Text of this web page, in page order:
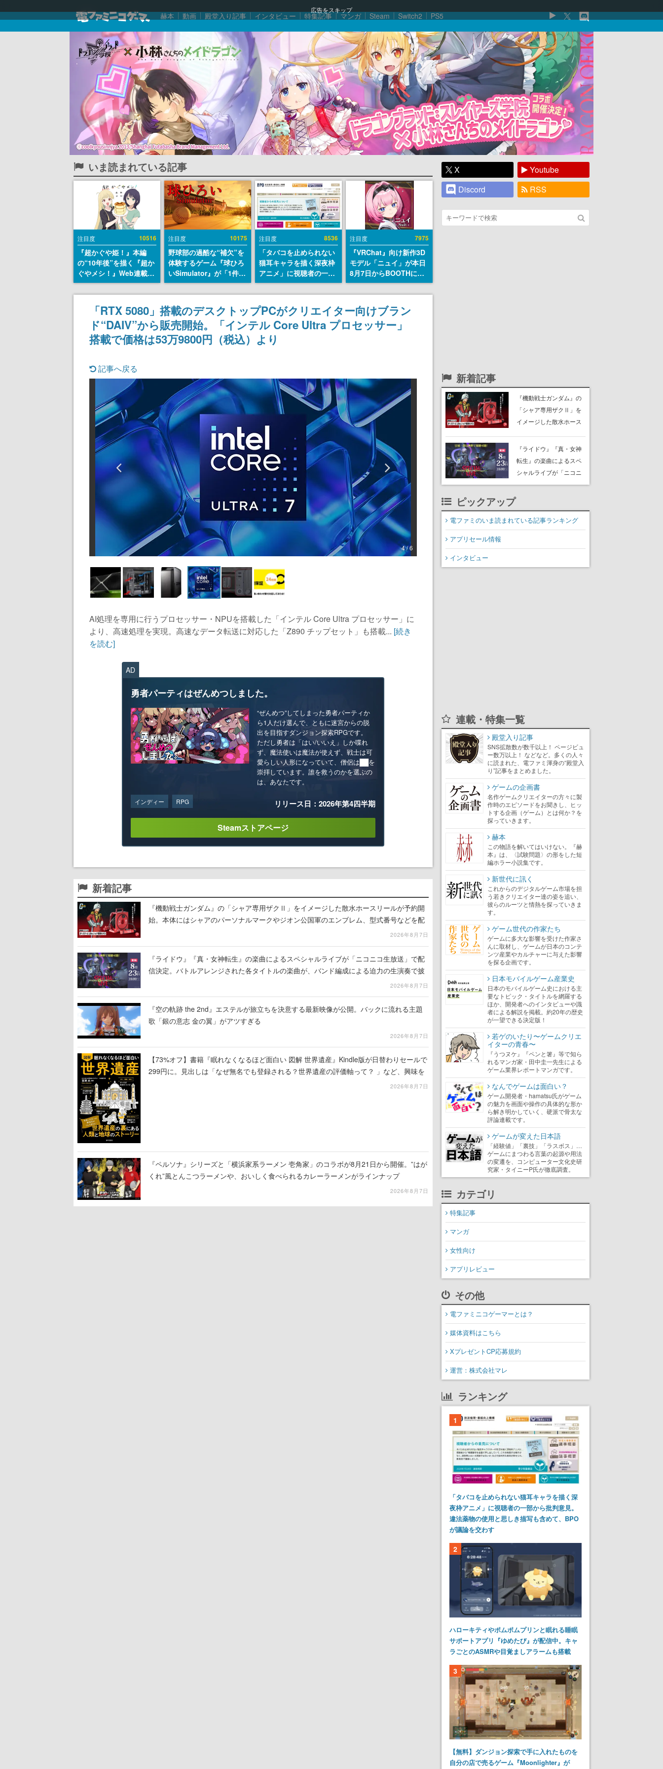
広告をスキップ
赫本 動画 殿堂入り記事 インタビュー 特集記事 マンガ Steam Switch2 PS5
いま読まれている記事
注目度 10516
『超かぐや姫！』本編
の“10年後”を描く『超か
ぐやメシ！』Web連載決
定。新たなWebマンガレ
ーベル「ビビビコミッ
ク」にて特別話が掲載ス
タート、あのお話には…
まだ続きがある！
注目度 10175
野球部の過酷な“補欠”を
体験するゲーム『球ひろ
いSimulator』が「1件」
のウィッシュリストをも
とにチェコ語に対応し
SNSで話題に。『キング
ダム・カム』開発元やチ
ェコのプロ野球選手から
称賛の声
注目度 8536
「タバコを止められない
猫耳キャラを描く深夜枠
アニメ」に視聴者の一部
から批判意見。違法薬物
の使用と思しき描写も含
めて、BPOが議論を交わ
す
注目度 7975
『VRChat』向け新作3D
モデル「ニュイ」が本日
8月7日からBOOTHにて
発売。瞳に光る星や感情
豊かな表情が、小悪魔か
わいい
「RTX 5080」搭載のデスクトップPCがクリエイター向けブラン
ド“DAIV”から販売開始。「インテル Core Ultra プロセッサー」
搭載で価格は53万9800円（税込）より
記事へ戻る
4 / 6
AI処理を専用に行うプロセッサー・NPUを搭載した「インテル Core Ultra プロセッサー」に
より、高速処理を実現。高速なデータ転送に対応した「Z890 チップセット」も搭載... [続き
を読む]
AD
勇者パーティはぜんめつしました。
“ぜんめつ”してしまった勇者パーティか
ら1人だけ選んで、ともに迷宮からの脱
出を目指すダンジョン探索RPGです。
ただし勇者は「はい/いいえ」しか喋れ
ず、魔法使いは魔法が使えず、戦士は可
愛らしい人形になっていて、僧侶は██を
崇拝しています。誰を救うのかを選ぶの
は、あなたです。
インディー RPG リリース日：2026年第4四半期
Steamストアページ
新着記事
『機動戦士ガンダム』の「シャア専用ザクⅡ」をイメージした散水ホースリールが予約開
始。本体にはシャアのパーソナルマークやジオン公国軍のエンブレム、型式番号などを配
2026年8月7日
『ライドウ』『真・女神転生』の楽曲によるスペシャルライブが「ニコニコ生放送」で配
信決定。バトルアレンジされた各タイトルの楽曲が、バンド編成による迫力の生演奏で披
2026年8月7日
『空の軌跡 the 2nd』エステルが旅立ちを決意する最新映像が公開。バックに流れる主題
歌「銀の意志 金の翼」がアツすぎる
2026年8月7日
【73%オフ】書籍『眠れなくなるほど面白い 図解 世界遺産』Kindle版が日替わりセールで
299円に。見出しは「なぜ無名でも登録される？世界遺産の評価軸って？ 」など、興味を
2026年8月7日
『ペルソナ』シリーズと「横浜家系ラーメン 壱角家」のコラボが8月21日から開催。”はが
くれ”風とんこつラーメンや、おいしく食べられるカレーラーメンがラインナップ
2026年8月7日
X
Youtube
Discord
RSS
新着記事
『機動戦士ガンダム』の
「シャア専用ザクⅡ」を
イメージした散水ホース
にはシャアのパーソナル
マークやジオン公国軍の
エンブレム、型式番号な
『ライドウ』『真・女神
転生』の楽曲によるスペ
シャルライブが「ニコニ
コ生放送」で配信決定。
ド編成による迫力の生演
奏で披露、冒頭部分は“無
ピックアップ
電ファミのいま読まれている記事ランキング
アプリセール情報
インタビュー
連載・特集一覧
殿堂入り記事
SNS拡散数が数千以上！ ページビュ
ー数万以上！ などなど。多くの人々
に読まれた、電ファミ渾身の“殿堂入
り”記事をまとめました。
ゲームの企画書
名作ゲームクリエイターの方々に製
作時のエピソードをお聞きし、ヒッ
トする企画（ゲーム）とは何か？を
探っていきます。
赫本
この物語を解いてはいけない。『赫
本』は、〈試験問題〉の形をした短
編ホラー小説集です。
新世代に訊く
これからのデジタルゲーム市場を担
う若きクリエイター達の姿を追い、
彼らのルーツと情熱を探っていきま
す。
ゲーム世代の作家たち
ゲームに多大な影響を受けた作家さ
んに取材し、ゲームが日本のコンテ
ンツ産業やカルチャーに与えた影響
を探る企画です。
日本モバイルゲーム産業史
日本のモバイルゲーム史における主
要なトピック・タイトルを網羅する
ほか、開発者へのインタビューや識
者による解説を掲載。約20年の歴史
が一望できる決定版！
若ゲのいたり〜ゲームクリエ
イターの青春〜
『うつヌケ』『ペンと箸』等で知ら
れるマンガ家・田中圭一先生による
ゲーム業界レポートマンガです。
なんでゲームは面白い？
ゲーム開発者・hamatsu氏がゲーム
の魅力を画面や操作の具体的な形か
ら解き明かしていく、硬派で骨太な
評論連載です。
ゲームが変えた日本語
「経験値」「裏技」「ラスボス」…
ゲームにまつわる言葉の起源や用法
の変遷を、コンピューター文化史研
究家・タイニーP氏が徹底調査。
カテゴリ
特集記事
マンガ
女性向け
アプリレビュー
その他
電ファミニコゲーマーとは？
媒体資料はこちら
XプレゼントCP応募規約
運営：株式会社マレ
ランキング
1
「タバコを止められない猫耳キャラを描く深
夜枠アニメ」に視聴者の一部から批判意見。
違法薬物の使用と思しき描写も含めて、BPO
が議論を交わす
2
ハローキティやポムポムプリンと眠れる睡眠
サポートアプリ『ゆめたび』が配信中。キャ
ラごとのASMRや目覚ましアラームも搭載
3
【無料】ダンジョン探索で手に入れたものを
自分の店で売るゲーム『Moonlighter』が